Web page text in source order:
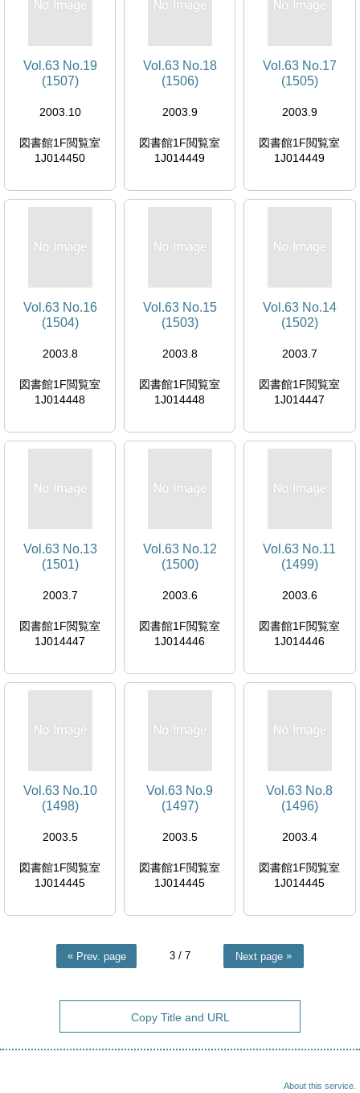
Vol.63 No.19
(1507)
2003.10
図書館1F閲覧室
1J014450
Vol.63 No.18
(1506)
2003.9
図書館1F閲覧室
1J014449
Vol.63 No.17
(1505)
2003.9
図書館1F閲覧室
1J014449
Vol.63 No.16
(1504)
2003.8
図書館1F閲覧室
1J014448
Vol.63 No.15
(1503)
2003.8
図書館1F閲覧室
1J014448
Vol.63 No.14
(1502)
2003.7
図書館1F閲覧室
1J014447
Vol.63 No.13
(1501)
2003.7
図書館1F閲覧室
1J014447
Vol.63 No.12
(1500)
2003.6
図書館1F閲覧室
1J014446
Vol.63 No.11
(1499)
2003.6
図書館1F閲覧室
1J014446
Vol.63 No.10
(1498)
2003.5
図書館1F閲覧室
1J014445
Vol.63 No.9
(1497)
2003.5
図書館1F閲覧室
1J014445
Vol.63 No.8
(1496)
2003.4
図書館1F閲覧室
1J014445
Prev. page 3 / 7 Next page
Copy Title and URL
About this service.